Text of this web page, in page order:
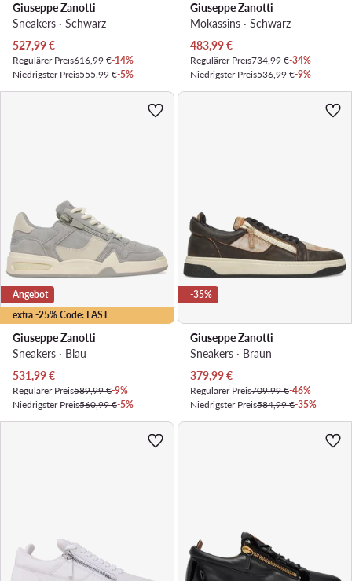
Giuseppe Zanotti
Sneakers · Schwarz
Aktueller Preis
527,99€
Regulärer Preis616,99 €-14%
Niedrigster Preis555,99 €-5%
Giuseppe Zanotti
Mokassins · Schwarz
Aktueller Preis
483,99€
Regulärer Preis734,99 €-34%
Niedrigster Preis536,99 €-9%
extra -25% Code: LAST
Angebot
Giuseppe Zanotti
Sneakers · Blau
Aktueller Preis
531,99€
Regulärer Preis589,99 €-9%
Niedrigster Preis560,99 €-5%
-35%
Giuseppe Zanotti
Sneakers · Braun
Aktueller Preis
379,99€
Regulärer Preis709,99 €-46%
Niedrigster Preis584,99 €-35%